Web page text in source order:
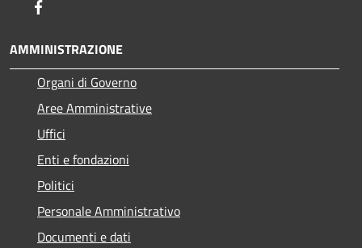
AMMINISTRAZIONE
Organi di Governo
Aree Amministrative
Uffici
Enti e fondazioni
Politici
Personale Amministrativo
Documenti e dati